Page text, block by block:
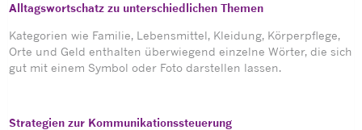
Alltagswortschatz zu unterschiedlichen Themen
Kategorien wie Familie, Lebensmittel, Kleidung, Körperpflege,
Orte und Geld enthalten überwiegend einzelne Wörter, die sich
gut mit einem Symbol oder Foto darstellen lassen.
Strategien zur Kommunikationssteuerung